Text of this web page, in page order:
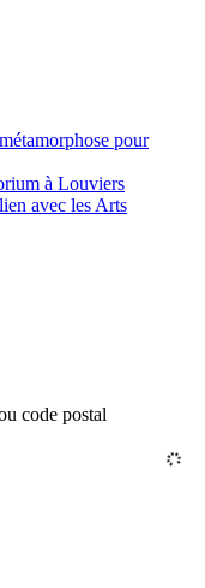
pour
à Louviers
avec les Arts
code postal